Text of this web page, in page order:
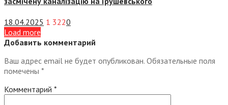
18.04.2025 1 3220
Load more
Добавить комментарий
Ваш адрес email не будет опубликован. Обязательные поля
помечены *
Комментарий *